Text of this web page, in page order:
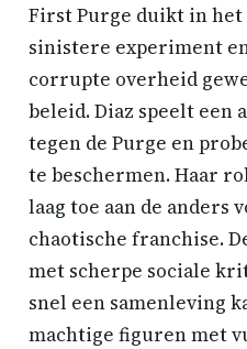
First Purge duikt in het
sinistere experiment
corrupte overheid
beleid. Diaz speelt een
tegen de Purge en
te beschermen. Haar
laag toe aan de anders
chaotische franchise.
met scherpe sociale
snel een samenleving
machtige figuren met